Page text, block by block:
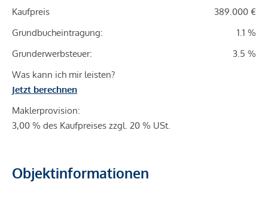
Kaufpreis
389.000 €
Grundbucheintragung:
1.1 %
Grunderwerbsteuer:
3.5 %
Was kann ich mir leisten?
Jetzt berechnen
Maklerprovision:
3,00 % des Kaufpreises zzgl. 20 % USt.
Objektinformationen